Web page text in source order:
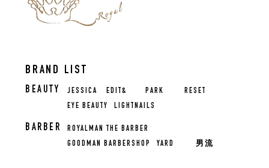
BRAND LIST
BEAUTY JESSICA EDIT& PARK
RESET
EYE BEAUTY
LIGHTNAILS
BARBER
ROYALMAN THE BARBER
GOODMAN BARBERSHOP
YARD 男流